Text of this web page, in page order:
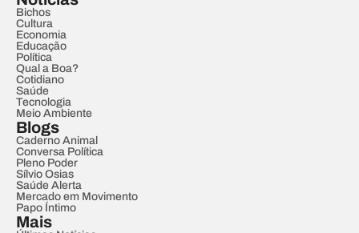
Bichos
Cultura
Economia
Educação
Política
Qual a Boa?
Cotidiano
Saúde
Tecnologia
Meio Ambiente
Blogs
Caderno Animal
Conversa Política
Pleno Poder
Sílvio Osias
Saúde Alerta
Mercado em Movimento
Papo Íntimo
Mais